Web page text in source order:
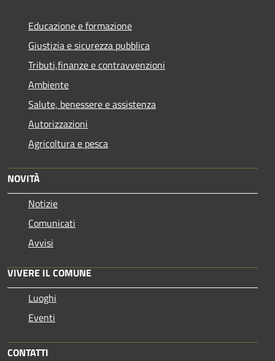
Educazione e formazione
Giustizia e sicurezza pubblica
Tributi,finanze e contravvenzioni
Ambiente
Salute, benessere e assistenza
Autorizzazioni
Agricoltura e pesca
NOVITÀ
Notizie
Comunicati
Avvisi
VIVERE IL COMUNE
Luoghi
Eventi
CONTATTI